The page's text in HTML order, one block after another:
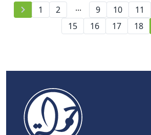
1 2 ... 9 10 11
15
16 17 18